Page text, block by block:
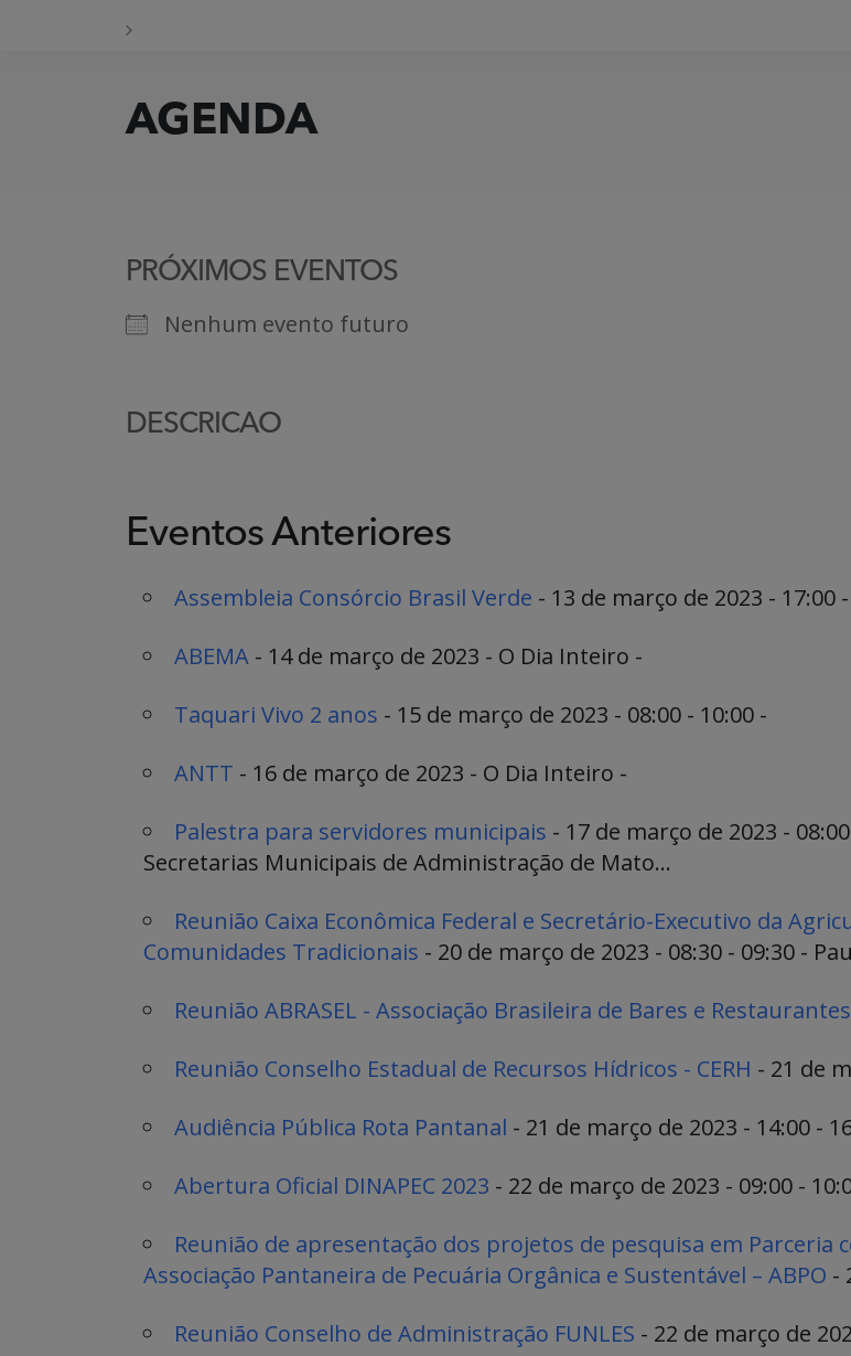
AGENDA
PRÓXIMOS EVENTOS
Nenhum evento futuro
DESCRICAO
Eventos Anteriores
Assembleia Consórcio Brasil Verde - 13 de março de 2023 - 17:00
ABEMA - 14 de março de 2023 - O Dia Inteiro -
Taquari Vivo 2 anos - 15 de março de 2023 - 08:00 - 10:00 -
ANTT - 16 de março de 2023 - O Dia Inteiro -
Palestra para servidores municipais - 17 de março de 2023 -
Secretarias Municipais de Administração de Mato...
Reunião Caixa Econômica Federal e Secretário-Executivo da
Comunidades Tradicionais - 20 de março de 2023 - 08:30 - 09:30 -
Reunião ABRASEL - Associação Brasileira de Bares e Restaurantes
Reunião Conselho Estadual de Recursos Hídricos - CERH - 21 de
Audiência Pública Rota Pantanal - 21 de março de 2023 - 14:00 -
Abertura Oficial DINAPEC 2023 - 22 de março de 2023 - 09:00 -
Reunião de apresentação dos projetos de pesquisa em Parceria
Associação Pantaneira de Pecuária Orgânica e Sustentável – ABPO -
Reunião Conselho de Administração FUNLES - 22 de março de